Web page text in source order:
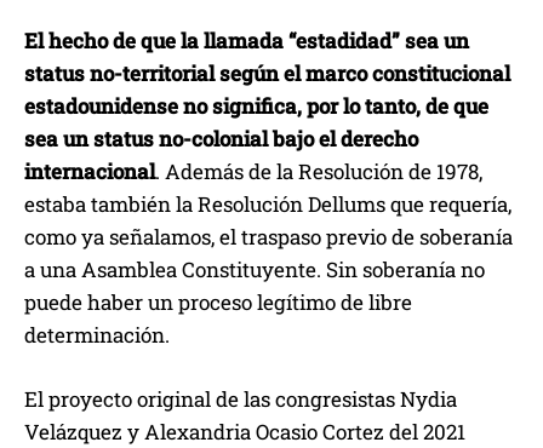
El hecho de que la llamada “estadidad” sea un
status no-territorial según el marco constitucional
estadounidense no significa, por lo tanto, de que
sea un status no-colonial bajo el derecho
internacional. Además de la Resolución de 1978,
estaba también la Resolución Dellums que requería,
como ya señalamos, el traspaso previo de soberanía
a una Asamblea Constituyente. Sin soberanía no
puede haber un proceso legítimo de libre
determinación.
El proyecto original de las congresistas Nydia
Velázquez y Alexandria Ocasio Cortez del 2021